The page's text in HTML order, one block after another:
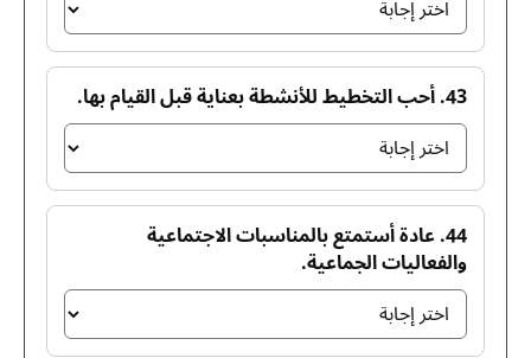
43. أحب التخطيط للأنشطة بعناية قبل القيام بها.
44. عادة أستمتع بالمناسبات الاجتماعية
والفعاليات الجماعية.